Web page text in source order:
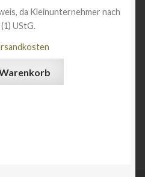
da Kleinunternehmer nach
UStG.